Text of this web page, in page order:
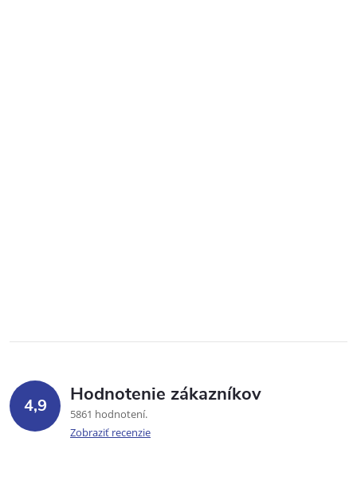
4,9 Hodnotenie zákazníkov
5861 hodnotení
Zobraziť recenzie